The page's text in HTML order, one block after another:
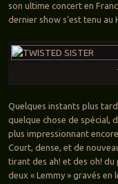
son ultime concert en
dernier show s’est tenu au
Quelques instants plus
quelque chose de spécial,
plus impressionnant
Court, dense, et de
tirant des ah! et des oh! du
deux « Lemmy » gravés